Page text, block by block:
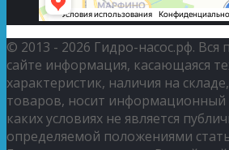
© 2013 - 2026 Гидро-насос.рф. Вся
сайте информация, касающаяся
характеристик, наличия на
товаров, носит информационный
каких условиях не является
определяемой положениями